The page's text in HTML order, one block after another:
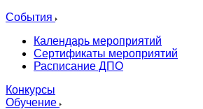
События
Календарь мероприятий
Сертификаты мероприятий
Расписание ДПО
Конкурсы
Обучение